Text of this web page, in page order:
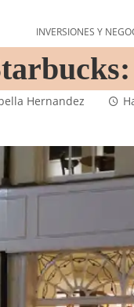
INVERSIONES Y
Hernandez